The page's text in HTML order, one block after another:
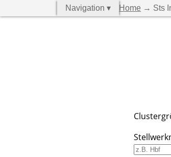
Navigation ▾ Home → Sts